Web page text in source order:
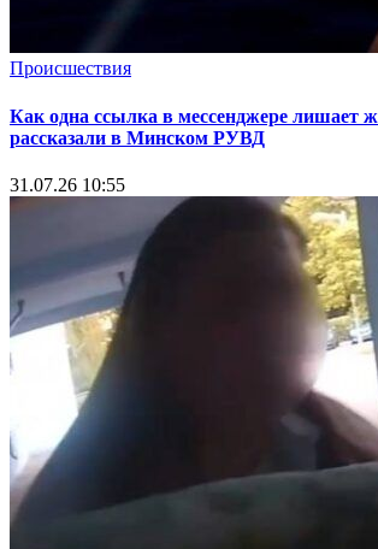
Происшествия
Как одна ссылка в мессенджере лишает
рассказали в Минском РУВД
31.07.26 10:55